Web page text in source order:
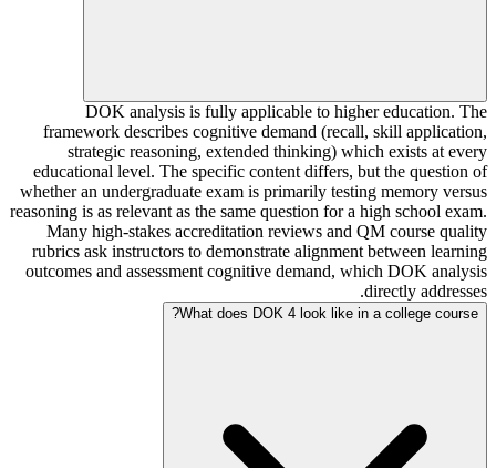
DOK analysis is fully applicable to higher education. The
framework describes cognitive demand (recall, skill application,
strategic reasoning, extended thinking) which exists at every
educational level. The specific content differs, but the question of
whether an undergraduate exam is primarily testing memory versus
reasoning is as relevant as the same question for a high school exam.
Many high-stakes accreditation reviews and QM course quality
rubrics ask instructors to demonstrate alignment between learning
outcomes and assessment cognitive demand, which DOK analysis
directly addresses.
What does DOK 4 look like in a college course?